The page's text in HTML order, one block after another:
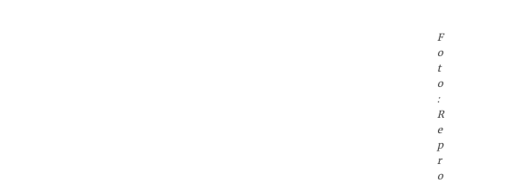
F
o
t
o
:
R
e
p
r
o